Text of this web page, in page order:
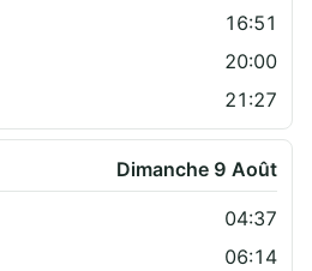
16:51
20:00
21:27
Dimanche 9 Août
04:37
06:14